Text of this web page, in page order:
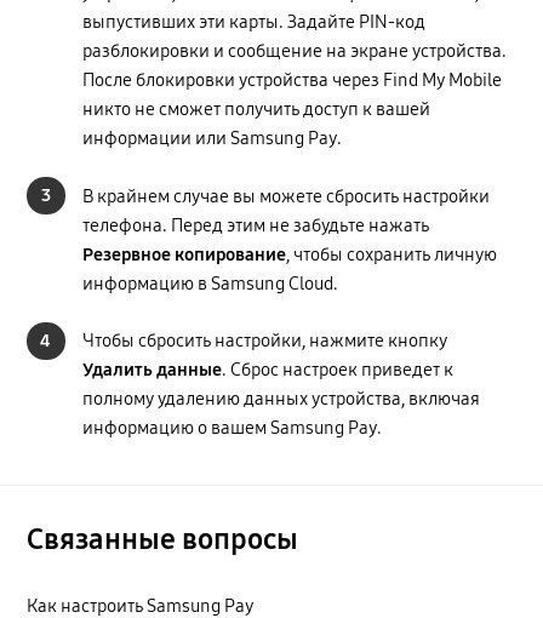
выпустивших эти карты. Задайте PIN-код
разблокировки и сообщение на экране устройства.
После блокировки устройства через Find My Mobile
никто не сможет получить доступ к вашей
информации или Samsung Pay.
3
В крайнем случае вы можете сбросить настройки
телефона. Перед этим не забудьте нажать
Резервное копирование, чтобы сохранить личную
информацию в Samsung Cloud.
4
Чтобы сбросить настройки, нажмите кнопку
Удалить данные. Сброс настроек приведет к
полному удалению данных устройства, включая
информацию о вашем Samsung Pay.
Связанные вопросы
Как настроить Samsung Pay